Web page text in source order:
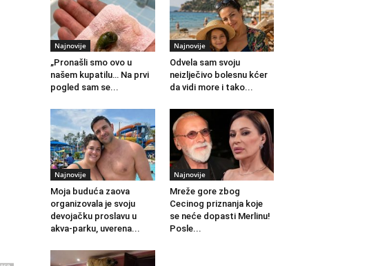
Najnovije
„Pronašli smo ovo u
našem kupatilu… Na prvi
pogled sam se...
Najnovije
Odvela sam svoju
neizlječivo bolesnu kćer
da vidi more i tako...
Najnovije
Moja buduća zaova
organizovala je svoju
devojačku proslavu u
akva-parku, uverena...
Najnovije
Mreže gore zbog
Cecinog priznanja koje
se neće dopasti Merlinu!
Posle...